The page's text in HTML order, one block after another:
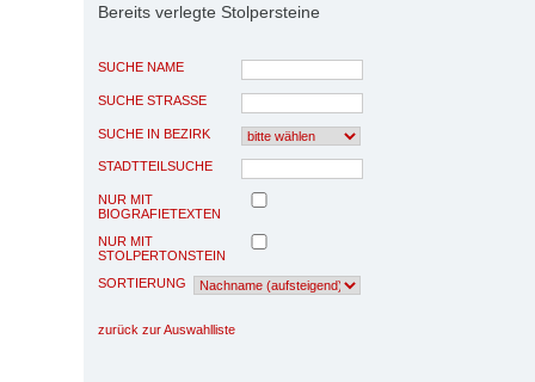
Bereits verlegte Stolpersteine
SUCHE NAME
SUCHE STRASSE
SUCHE IN BEZIRK
STADTTEILSUCHE
NUR MIT
BIOGRAFIETEXTEN
NUR MIT
STOLPERTONSTEIN
SORTIERUNG
zurück zur Auswahlliste